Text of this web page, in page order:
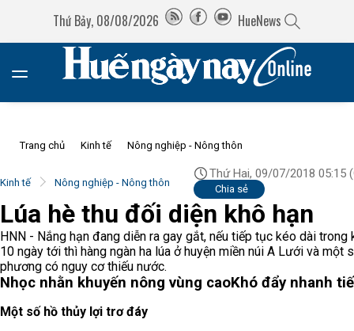
Thứ Bảy, 08/08/2026 HueNews
Trang chủ Kinh tế Nông nghiệp - Nông thôn
Kinh tế Nông nghiệp - Nông thôn
Thứ Hai, 09/07/2018 05:15
Chia sẻ
Lúa hè thu đối diện khô hạn
HNN - Nắng hạn đang diễn ra gay gắt, nếu tiếp tục kéo dài trong
10 ngày tới thì hàng ngàn ha lúa ở huyện miền núi A Lưới và một
phương có nguy cơ thiếu nước.
Nhọc nhằn khuyến nông vùng caoKhó đẩy nhanh
Một số hồ thủy lợi trơ đáy